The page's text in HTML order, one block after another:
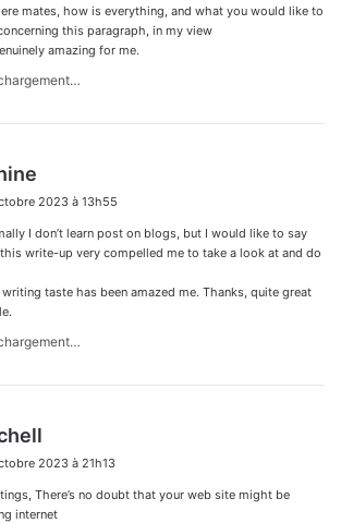
:
mates, how is everything, and what you would like to
this paragraph, in my view
amazing for me.
t
:
2023 à 13h55
I don’t learn post on blogs, but I would like to say
write-up very compelled me to take a look at and do
writing taste has been amazed me. Thanks, quite great
t
:
2023 à 21h13
There’s no doubt that your web site might be
internet